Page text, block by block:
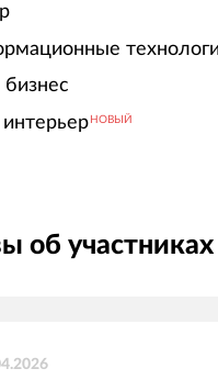
НОВЫЙ
об участниках